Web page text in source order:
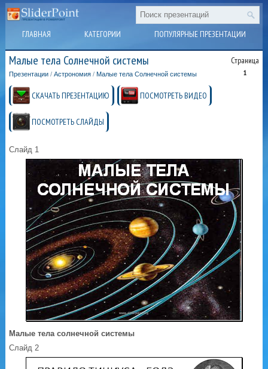
ГЛАВНАЯ КАТЕГОРИИ ПОПУЛЯРНЫЕ ПРЕЗЕНТАЦИИ
Малые тела Солнечной системы Страница
1
Презентации /Астрономия / Малые тела Солнечной системы
СКАЧАТЬ ПРЕЗЕНТАЦИЮ ПОСМОТРЕТЬ ВИДЕО
ПОСМОТРЕТЬ СЛАЙДЫ
Слайд 1
Малые тела солнечной системы
Слайд 2